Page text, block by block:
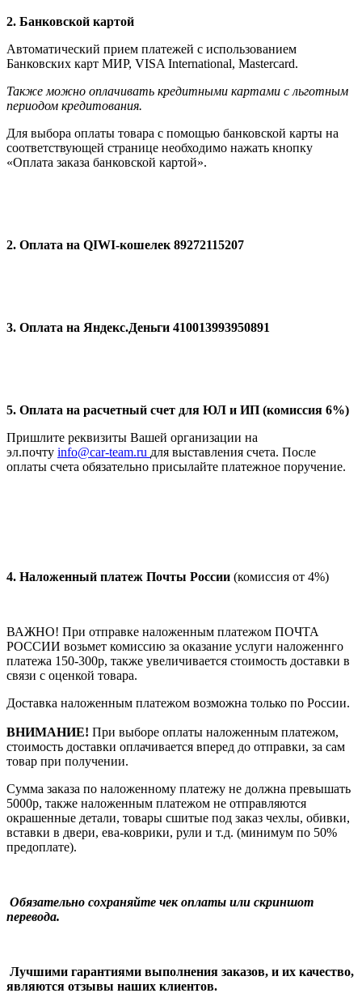
2. Банковской картой
Автоматический прием платежей с использованием
Банковских карт МИР, VISA International, Мastercard.
Также можно оплачивать кредитными картами с льготным
периодом кредитования.
Для выбора оплаты товара с помощью банковской карты на
соответствующей странице необходимо нажать кнопку
«Оплата заказа банковской картой».
2. Оплата на QIWI-кошелек 89272115207
3. Оплата на Яндекс.Деньги 410013993950891
5. Оплата на расчетный счет для ЮЛ и ИП (комиссия 6%)
Пришлите реквизиты Вашей организации на
эл.почту info@car-team.ru для выставления счета. После
оплаты счета обязательно присылайте платежное поручение.
4. Наложенный платеж Почты России (комиссия от 4%)
ВАЖНО! При отправке наложенным платежом ПОЧТА
РОССИИ возьмет комиссию за оказание услуги наложеннго
платежа 150-300р, также увеличивается стоимость доставки в
связи с оценкой товара.
Доставка наложенным платежом возможна только по России.
ВНИМАНИЕ! При выборе оплаты наложенным платежом,
стоимость доставки оплачивается вперед до отправки, за сам
товар при получении.
Сумма заказа по наложенному платежу не должна превышать
5000р, также наложенным платежом не отправляются
окрашенные детали, товары сшитые под заказ чехлы, обивки,
вставки в двери, ева-коврики, рули и т.д. (минимум по 50%
предоплате).
Обязательно сохраняйте чек оплаты или скриншот
перевода.
Лучшими гарантиями выполнения заказов, и их качество,
являются отзывы наших клиентов.